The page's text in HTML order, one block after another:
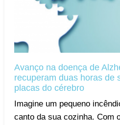
Avanço na doença de
recuperam duas horas de
placas do cérebro
Imagine um pequeno
canto da sua cozinha. Com